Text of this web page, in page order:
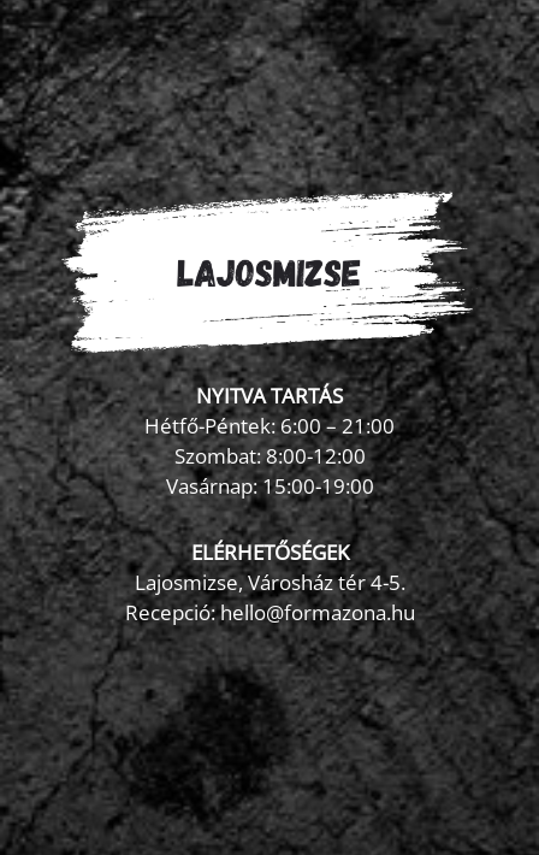
NYITVA TARTÁS
Hétfő-Péntek: 6:00 – 21:00
Szombat: 8:00-12:00
Vasárnap: 15:00-19:00
ELÉRHETŐSÉGEK
Lajosmizse, Városház tér 4-5.
Recepció:hello@formazona.hu
FormaZona chatbot ×